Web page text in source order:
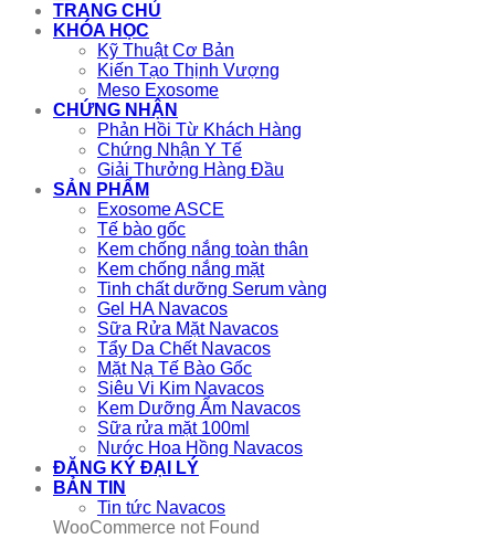
TRANG CHỦ
KHÓA HỌC
Kỹ Thuật Cơ Bản
Kiến Tạo Thịnh Vượng
Meso Exosome
CHỨNG NHẬN
Phản Hồi Từ Khách Hàng
Chứng Nhận Y Tế
Giải Thưởng Hàng Đầu
SẢN PHẨM
Exosome ASCE
Tế bào gốc
Kem chống nắng toàn thân
Kem chống nắng mặt
Tinh chất dưỡng Serum vàng
Gel HA Navacos
Sữa Rửa Mặt Navacos
Tẩy Da Chết Navacos
Mặt Nạ Tế Bào Gốc
Siêu Vi Kim Navacos
Kem Dưỡng Ẩm Navacos
Sữa rửa mặt 100ml
Nước Hoa Hồng Navacos
ĐĂNG KÝ ĐẠI LÝ
BẢN TIN
Tin tức Navacos
WooCommerce not Found